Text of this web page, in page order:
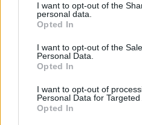
I want to opt-out of the
personal data.
Opted In
I want to opt-out of the
Personal Data.
Opted In
I want to opt-out of
Personal Data for Targeted
Opted In
emoción.
seguir siendo empáticos,
vaya procesando esa
perder la cordura.